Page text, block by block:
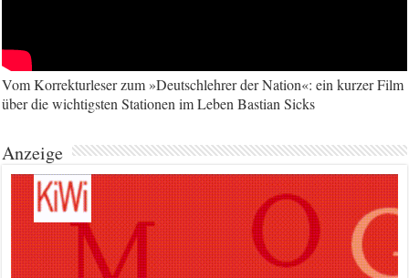
Vom Korrekturleser zum »Deutschlehrer der Nation«: ein kurzer Film
über die wichtigsten Stationen im Leben Bastian Sicks
Anzeige